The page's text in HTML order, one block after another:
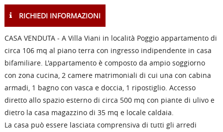
RICHIEDI INFORMAZIONI
CASA VENDUTA - A Villa Viani in località Poggio appartamento di
circa 106 mq al piano terra con ingresso indipendente in casa
bifamiliare. L'appartamento è composto da ampio soggiorno
con zona cucina, 2 camere matrimoniali di cui una con cabina
armadi, 1 bagno con vasca e doccia, 1 ripostiglio. Accesso
diretto allo spazio esterno di circa 500 mq con piante di ulivo e
dietro la casa magazzino di 35 mq e locale caldaia.
La casa può essere lasciata comprensiva di tutti gli arredi